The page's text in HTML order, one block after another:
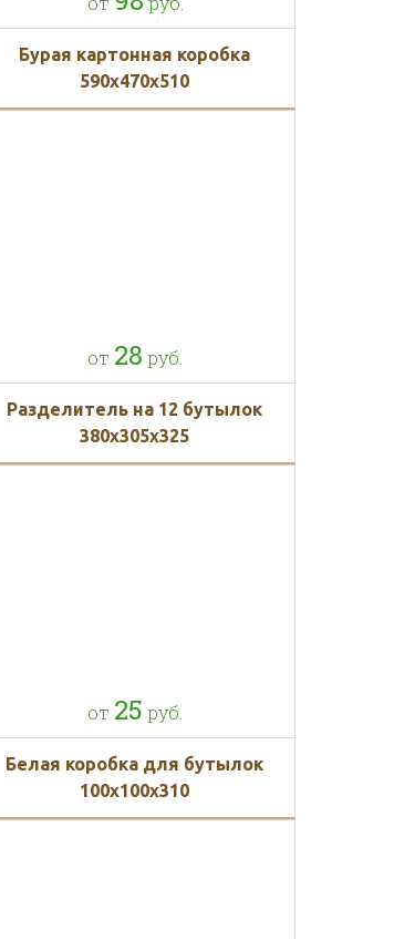
Бурая картонная коробка
590х470х510
от 28 руб.
Разделитель на 12 бутылок
380x305x325
от 25 руб.
Белая коробка для бутылок
100x100x310